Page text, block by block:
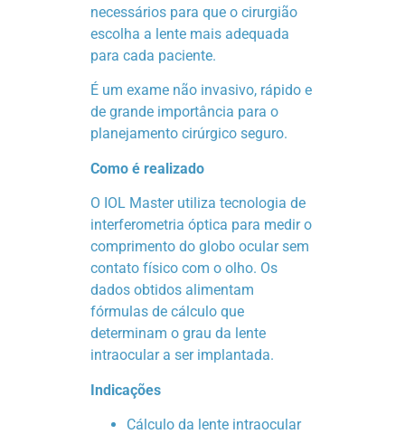
necessários para que o cirurgião
escolha a lente mais adequada
para cada paciente.
É um exame não invasivo, rápido e
de grande importância para o
planejamento cirúrgico seguro.
Como é realizado
O IOL Master utiliza tecnologia de
interferometria óptica para medir o
comprimento do globo ocular sem
contato físico com o olho. Os
dados obtidos alimentam
fórmulas de cálculo que
determinam o grau da lente
intraocular a ser implantada.
Indicações
Cálculo da lente intraocular